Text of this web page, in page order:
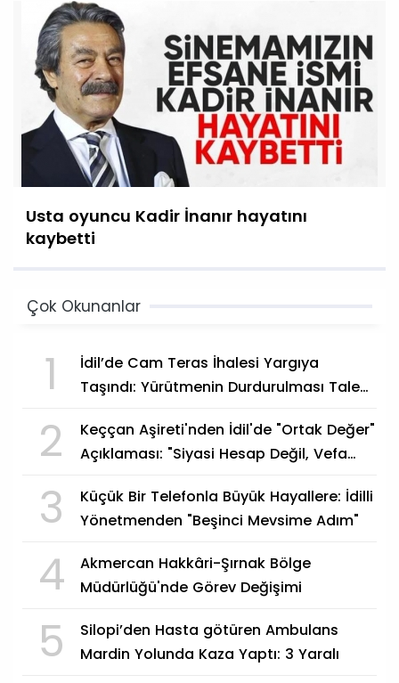
Usta oyuncu Kadir İnanır hayatını
kaybetti
Çok Okunanlar
1
İdil’de Cam Teras İhalesi Yargıya
Taşındı: Yürütmenin Durdurulması Talep
2
Keççan Aşireti'nden İdil'de "Ortak Değer"
Açıklaması: "Siyasi Hesap Değil, Vefa
3
Küçük Bir Telefonla Büyük Hayallere: İdilli
Yönetmenden "Beşinci Mevsime Adım"
4
Akmercan Hakkâri-Şırnak Bölge
Müdürlüğü'nde Görev Değişimi
5
Silopi’den Hasta götüren Ambulans
Mardin Yolunda Kaza Yaptı: 3 Yaralı